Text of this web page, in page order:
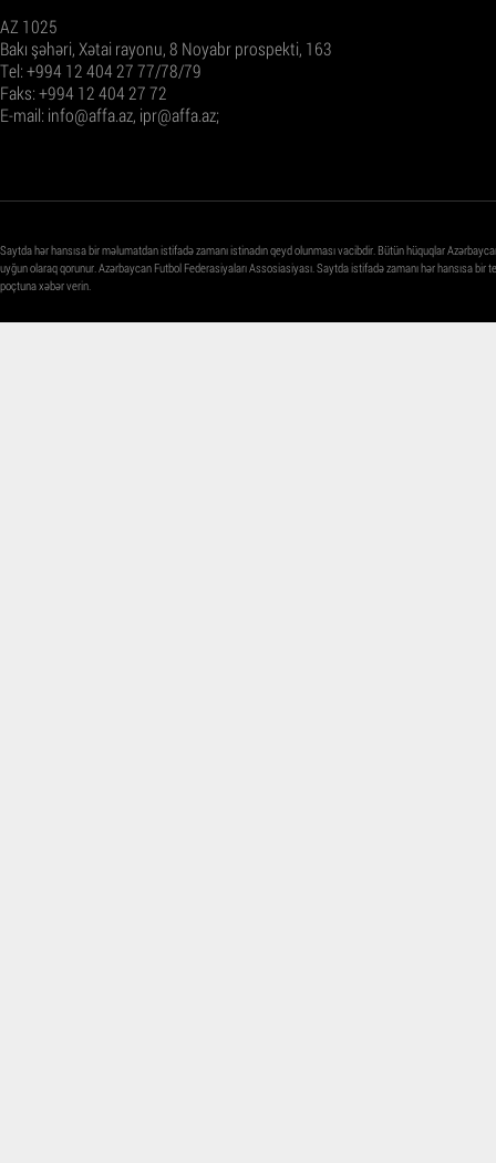
AZ 1025
Bakı şəhəri, Xətai rayonu, 8 Noyabr prospekti, 163
Tel: +994 12 404 27 77/78/79
Faks: +994 12 404 27 72
E-mail: info@affa.az, ipr@affa.az;
Saytda hər hansısa bir məlumatdan istifadə zamanı istinadın qeyd olunması vacibdir. Bütün hüquqlar
uyğun olaraq qorunur. Azərbaycan Futbol Federasiyaları Assosiasiyası. Saytda istifadə zamanı hər hansısa
poçtuna xəbər verin.